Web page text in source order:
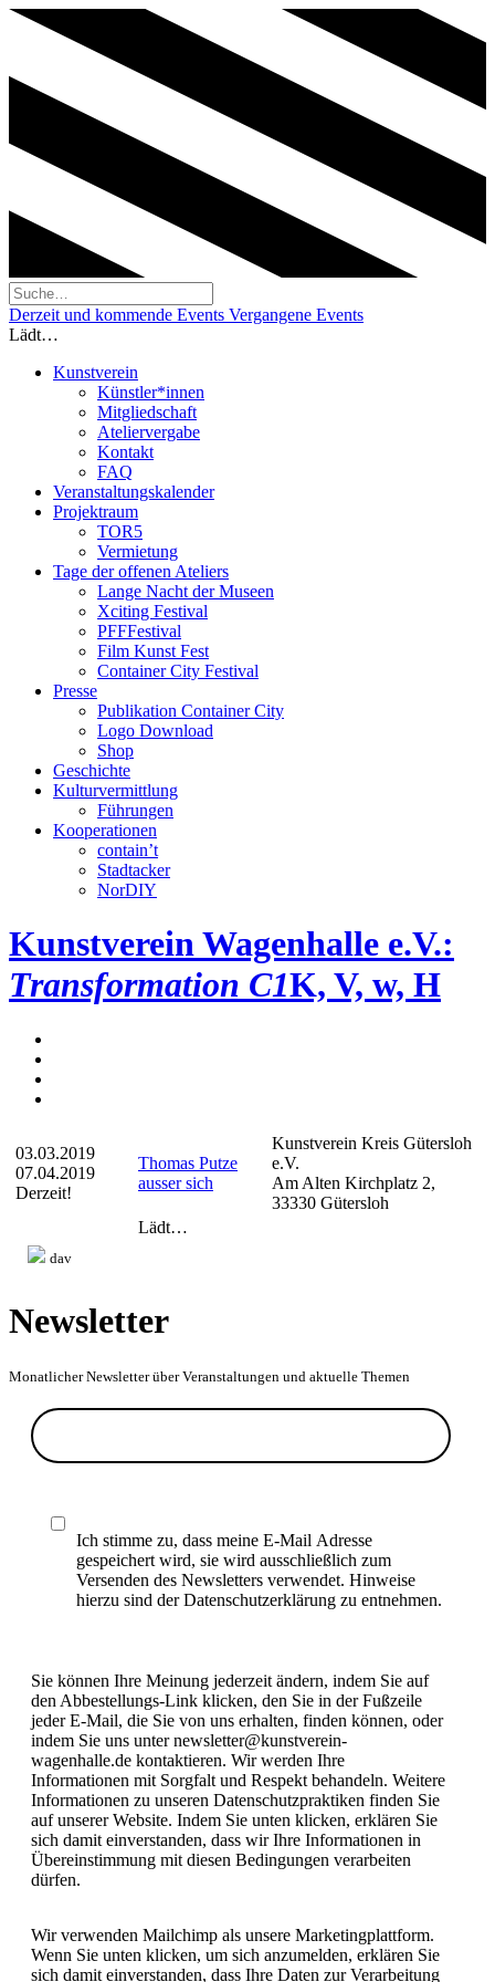
Derzeit und kommende Events Vergangene Events
Lädt…
Kunstverein
Künstler*innen
Mitgliedschaft
Ateliervergabe
Kontakt
FAQ
Veranstaltungskalender
Projektraum
TOR5
Vermietung
Tage der offenen Ateliers
Lange Nacht der Museen
Xciting Festival
PFFFestival
Film Kunst Fest
Container City Festival
Presse
Publikation Container City
Logo Download
Shop
Geschichte
Kulturvermittlung
Führungen
Kooperationen
contain’t
Stadtacker
NorDIY
Kunstverein Wagenhalle e.V.:
Transformation C1K, V, w, H
03.03.2019
07.04.2019
Derzeit!
Thomas Putze
ausser sich
Kunstverein Kreis Gütersloh
e.V.
Am Alten Kirchplatz 2,
33330 Gütersloh
Lädt…
dav
Newsletter
Monatlicher Newsletter über Veranstaltungen und aktuelle Themen
Ich stimme zu, dass meine E-Mail Adresse
gespeichert wird, sie wird ausschließlich zum
Versenden des Newsletters verwendet. Hinweise
hierzu sind der Datenschutzerklärung zu entnehmen.
Sie können Ihre Meinung jederzeit ändern, indem Sie auf
den Abbestellungs-Link klicken, den Sie in der Fußzeile
jeder E-Mail, die Sie von uns erhalten, finden können, oder
indem Sie uns unter newsletter@kunstverein-
wagenhalle.de kontaktieren. Wir werden Ihre
Informationen mit Sorgfalt und Respekt behandeln. Weitere
Informationen zu unseren Datenschutzpraktiken finden Sie
auf unserer Website. Indem Sie unten klicken, erklären Sie
sich damit einverstanden, dass wir Ihre Informationen in
Übereinstimmung mit diesen Bedingungen verarbeiten
dürfen.
Wir verwenden Mailchimp als unsere Marketingplattform.
Wenn Sie unten klicken, um sich anzumelden, erklären Sie
sich damit einverstanden, dass Ihre Daten zur Verarbeitung